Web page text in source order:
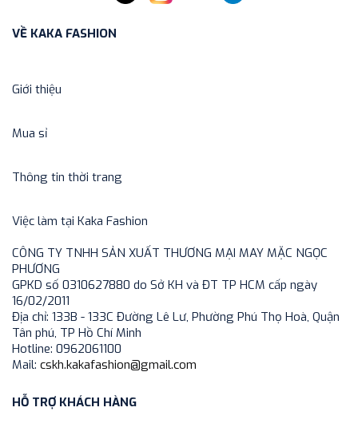
HỖ TRỢ KHÁCH HÀNG
VỀ KAKA FASHION
Giới thiệu
Mua sỉ
Thông tin thời trang
Việc làm tại Kaka Fashion
CÔNG TY TNHH SẢN XUẤT THƯƠNG MẠI MAY MẶC NGỌC
PHƯƠNG
GPKD số 0310627880 do Sở KH và ĐT TP HCM cấp ngày
16/02/2011
Địa chỉ: 133B - 133C Đường Lê Lư, Phường Phú Thọ Hoà, Quận
Tân phú, TP Hồ Chí Minh
Hotline: 0962061100
Mail: cskh.kakafashion@gmail.com